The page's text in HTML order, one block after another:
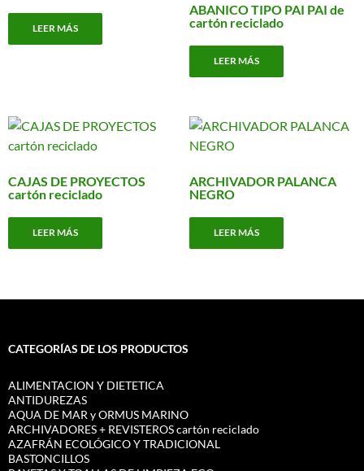
LEER MÁS
ABANICO TIPO PAI PAI de
cartón reciclado
LEER MÁS
CAJAS DE PROYECTOS
cartón reciclado
LEER MÁS
ARCHIVADOR PALANCA
NEGRO
LEER MÁS
CATEGORÍAS DE LOS PRODUCTOS
ALIMENTACION Y DIETETICA
ANTIDUREZAS
AQUA DE MAR y ORMUS MARINO
ARCHIVADORES + REVISTEROS cartón reciclado
AZAFRÁN ECOLÓGICO Y TRADICIONAL
BASTONCILLOS